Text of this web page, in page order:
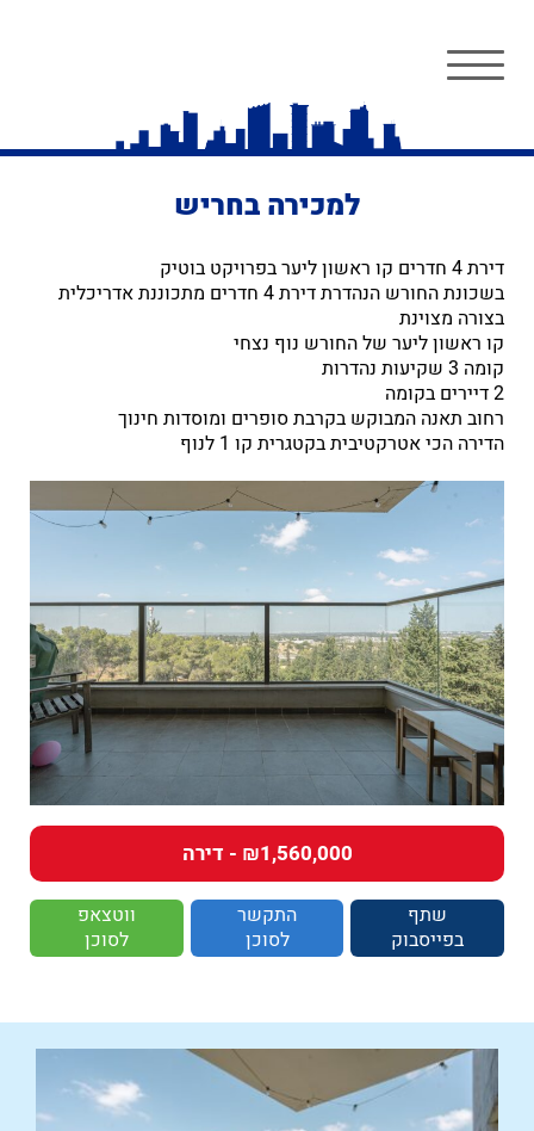
למכירה בחריש
דירת 4 חדרים קו ראשון ליער בפרויקט בוטיק
בשכונת החורש הנהדרת דירת 4 חדרים מתכוננת אדריכלית
בצורה מצוינת
קו ראשון ליער של החורש נוף נצחי
קומה 3 שקיעות נהדרות
2 דיירים בקומה
רחוב תאנה המבוקש בקרבת סופרים ומוסדות חינוך
הדירה הכי אטרקטיבית בקטגרית קו 1 לנוף
₪1,560,000 - דירה
שתף
בפייסבוק
התקשר
לסוכן
ווטצאפ
לסוכן